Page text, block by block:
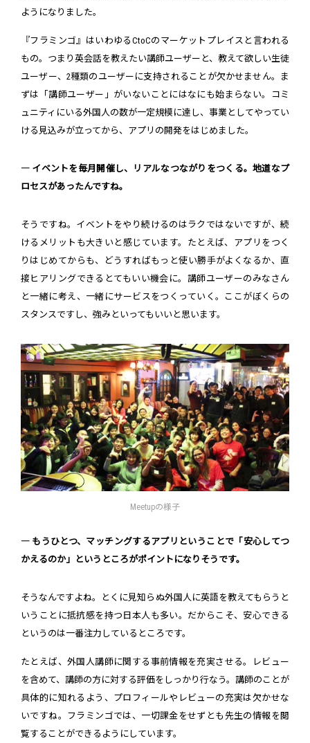
ようになりました。
『フラミンゴ』はいわゆるCtoCのマーケットプレイスと言われる
もの。つまり英会話を教えたい講師ユーザーと、教えて欲しい生徒
ユーザー、2種類のユーザーに支持されることが欠かせません。ま
ずは「講師ユーザー」がいないことにはなにも始まらない。コミ
ュニティにいる外国人の数が一定規模に達し、事業としてやってい
ける見込みが立ってから、アプリの開発をはじめました。
― イベントを毎月開催し、リアルなつながりをつくる。地道なプ
ロセスがあったんですね。
そうですね。イベントをやり続けるのはラクではないですが、続
けるメリットも大きいと感じています。たとえば、アプリをつく
りはじめてからも、どうすればもっと使い勝手がよくなるか、直
接ヒアリングできるとてもいい機会に。講師ユーザーのみなさん
と一緒に考え、一緒にサービスをつくっていく。ここがぼくらの
スタンスですし、強みといってもいいと思います。
Meetupの様子
― もうひとつ、マッチングするアプリということで「安心してつ
かえるのか」というところがポイントになりそうです。
そうなんですよね。とくに見知らぬ外国人に英語を教えてもらうと
いうことに抵抗感を持つ日本人も多い。だからこそ、安心できる
というのは一番注力しているところです。
たとえば、外国人講師に関する事前情報を充実させる。レビュー
を含めて、講師の方に対する評価をしっかり行なう。講師のことが
具体的に知れるよう、プロフィールやレビューの充実は欠かせな
いですね。フラミンゴでは、一切課金をせずとも先生の情報を閲
覧することができるようにしています。